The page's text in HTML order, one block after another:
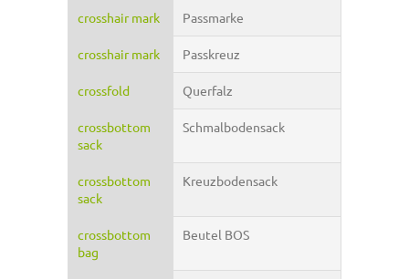
crosshair mark Passmarke
crosshair mark Passkreuz
crossfold Querfalz
crossbottom
sack
Schmalbodensack
crossbottom
sack
Kreuzbodensack
crossbottom
bag
Beutel BOS